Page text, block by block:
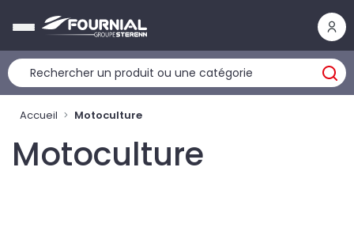
Accueil Motoculture
Motoculture